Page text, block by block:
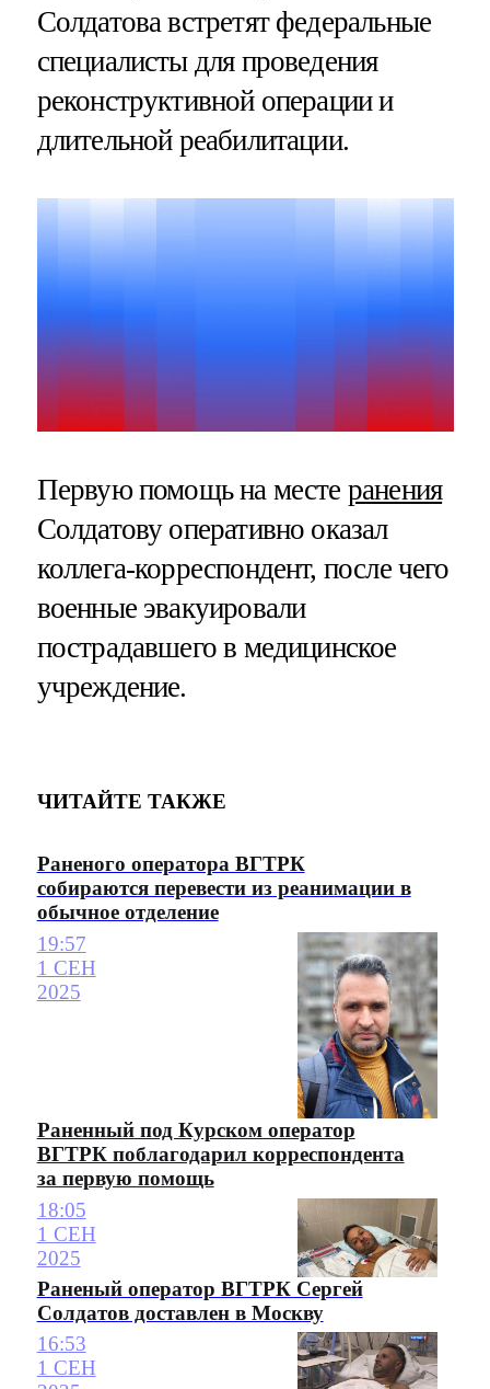
Солдатова встретят федеральные
специалисты для проведения
реконструктивной операции и
длительной реабилитации.
Первую помощь на месте ранения
Солдатову оперативно оказал
коллега-корреспондент, после чего
военные эвакуировали
пострадавшего в медицинское
учреждение.
ЧИТАЙТЕ ТАКЖЕ
Раненого оператора ВГТРК
собираются перевести из реанимации в
обычное отделение
19:57
1 СЕН
2025
Раненный под Курском оператор
ВГТРК поблагодарил корреспондента
за первую помощь
18:05
1 СЕН
2025
Раненый оператор ВГТРК Сергей
Солдатов доставлен в Москву
16:53
1 СЕН